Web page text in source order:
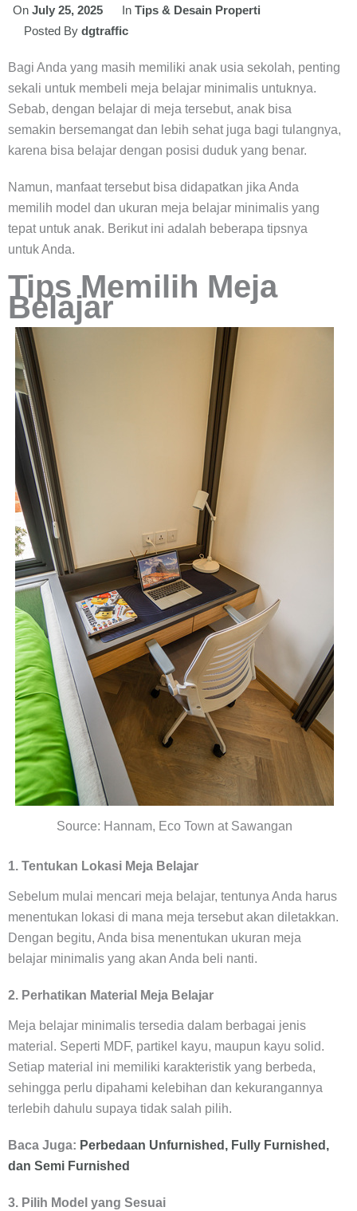
On July 25, 2025 In Tips & Desain Properti
Posted By dgtraffic
Bagi Anda yang masih memiliki anak usia sekolah, penting
sekali untuk membeli meja belajar minimalis untuknya.
Sebab, dengan belajar di meja tersebut, anak bisa
semakin bersemangat dan lebih sehat juga bagi tulangnya,
karena bisa belajar dengan posisi duduk yang benar.
Namun, manfaat tersebut bisa didapatkan jika Anda
memilih model dan ukuran meja belajar minimalis yang
tepat untuk anak. Berikut ini adalah beberapa tipsnya
untuk Anda.
Tips Memilih Meja
Belajar
Source: Hannam, Eco Town at Sawangan
1. Tentukan Lokasi Meja Belajar
Sebelum mulai mencari meja belajar, tentunya Anda harus
menentukan lokasi di mana meja tersebut akan diletakkan.
Dengan begitu, Anda bisa menentukan ukuran meja
belajar minimalis yang akan Anda beli nanti.
2. Perhatikan Material Meja Belajar
Meja belajar minimalis tersedia dalam berbagai jenis
material. Seperti MDF, partikel kayu, maupun kayu solid.
Setiap material ini memiliki karakteristik yang berbeda,
sehingga perlu dipahami kelebihan dan kekurangannya
terlebih dahulu supaya tidak salah pilih.
Baca Juga: Perbedaan Unfurnished, Fully Furnished,
dan Semi Furnished
3. Pilih Model yang Sesuai